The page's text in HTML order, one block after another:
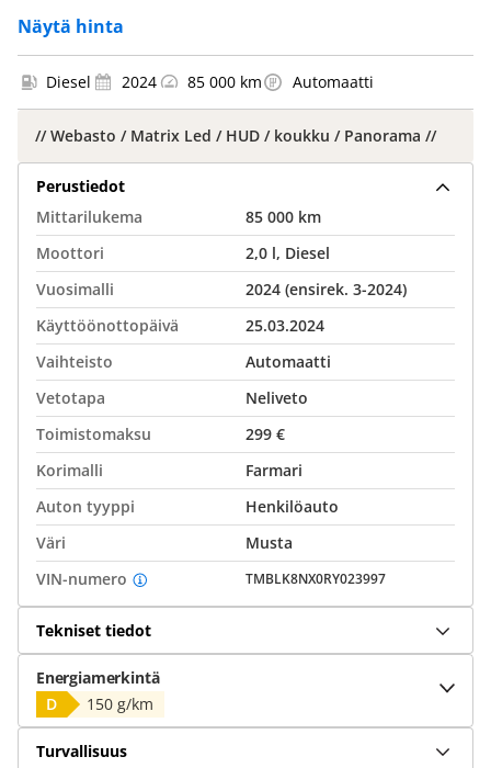
Näytä hinta
Diesel 2024 85 000 km Automaatti
// Webasto / Matrix Led / HUD / koukku / Panorama //
Perustiedot
Mittarilukema
85 000 km
Moottori
2,0 l, Diesel
Vuosimalli
2024 (ensirek. 3-2024)
Käyttöönottopäivä
25.03.2024
Vaihteisto
Automaatti
Vetotapa
Neliveto
Toimistomaksu
299 €
Korimalli
Farmari
Auton tyyppi
Henkilöauto
Väri
Musta
VIN-numero
TMBLK8NX0RY023997
Tekniset tiedot
Energiamerkintä
D
150 g/km
Turvallisuus